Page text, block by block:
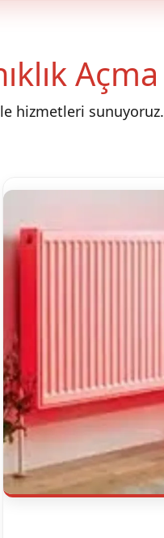
Açma
hizmetleri sunuyoruz.